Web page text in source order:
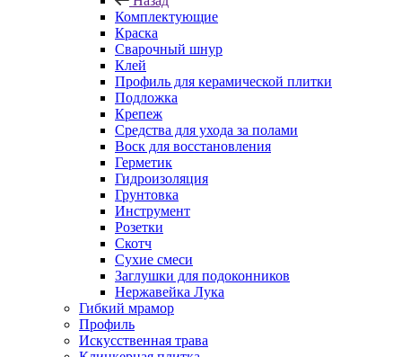
Комплектующие
Краска
Сварочный шнур
Клей
Профиль для керамической плитки
Подложка
Крепеж
Средства для ухода за полами
Воск для восстановления
Герметик
Гидроизоляция
Грунтовка
Инструмент
Розетки
Скотч
Сухие смеси
Заглушки для подоконников
Нержавейка Лука
Гибкий мрамор
Профиль
Искусственная трава